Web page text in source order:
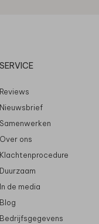
SERVICE
Reviews
Nieuwsbrief
Samenwerken
Over ons
Klachtenprocedure
Duurzaam
In de media
Blog
Bedrijfsgegevens